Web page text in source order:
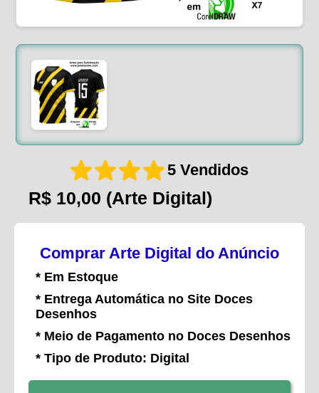
5 Vendidos
R$ 10,00 (Arte Digital)
Comprar Arte Digital do Anúncio
* Em Estoque
* Entrega Automática no Site Doces
Desenhos
* Meio de Pagamento no Doces Desenhos
* Tipo de Produto: Digital